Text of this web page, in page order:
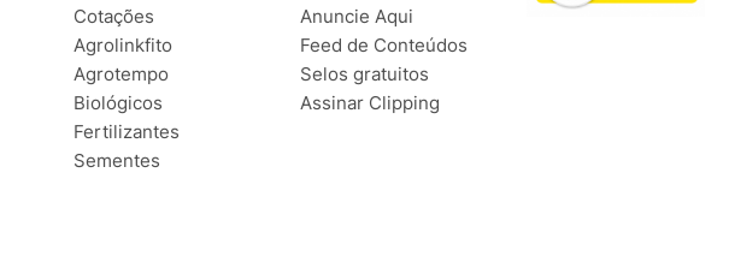
Cotações
Agrolinkfito
Agrotempo
Biológicos
Fertilizantes
Sementes
Anuncie Aqui
Feed de Conteúdos
Selos gratuitos
Assinar Clipping